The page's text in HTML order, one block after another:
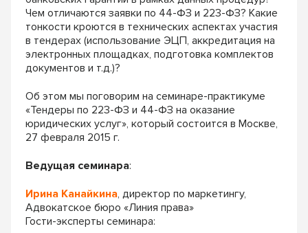
Чем отличаются заявки по 44-ФЗ и 223-ФЗ? Какие
тонкости кроются в технических аспектах участия
в тендерах (использование ЭЦП, аккредитация на
электронных площадках, подготовка комплектов
документов и т.д.)?
Об этом мы поговорим на семинаре-практикуме
«Тендеры по 223-ФЗ и 44-ФЗ на оказание
юридических услуг», который состоится в Москве,
27 февраля 2015 г.
Ведущая семинара:
Ирина Канайкина, директор по маркетингу,
Адвокатское бюро «Линия права»
Гости-эксперты семинара: